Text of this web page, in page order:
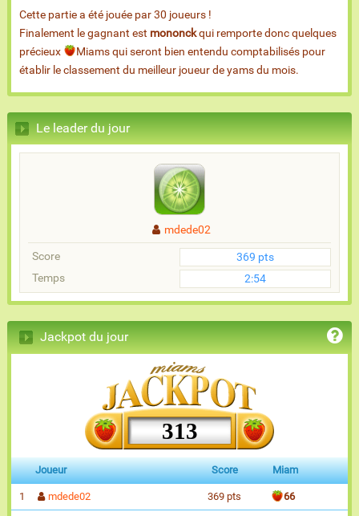
Cette partie a été jouée par 30 joueurs !
Finalement le gagnant est mononckqui remporte donc quelques
précieux
Miams qui seront bien entendu comptabilisés pour
établir le classement du meilleur joueur de yams du mois.
Le leader du jour
mdede02
Score
369 pts
Temps
2:54
Jackpot du jour
313
Joueur Score Miam
1 mdede02 369 pts 66